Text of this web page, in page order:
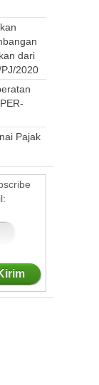
dari
2020
Pajak